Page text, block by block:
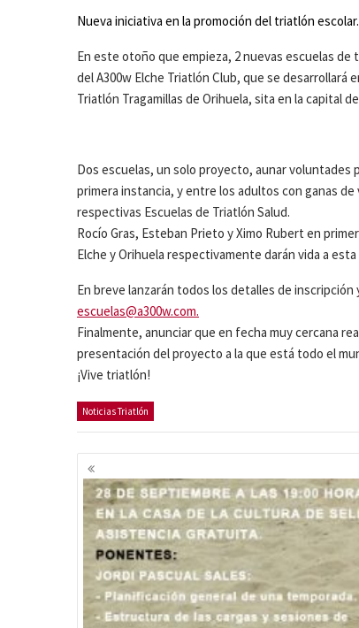
Nueva iniciativa en la promoción del triatlón escolar.
En este otoño que empieza, 2 nuevas escuelas
del A300w Elche Triatlón Club, que se desarrollará
Triatlón Tragamillas de Orihuela, sita en la capital
Dos escuelas, un solo proyecto, aunar voluntades
primera instancia, y entre los adultos con ganas de
respectivas Escuelas de Triatlón Salud.
Rocío Gras, Esteban Prieto y Ximo Rubert en
Elche y Orihuela respectivamente darán vida a
En breve lanzarán todos los detalles de
escuelas@a300w.com.
Finalmente, anunciar que en fecha muy cercana
presentación del proyecto a la que está todo el
¡Vive triatlón!
Noticias Triatlón
Navegación
de
entradas